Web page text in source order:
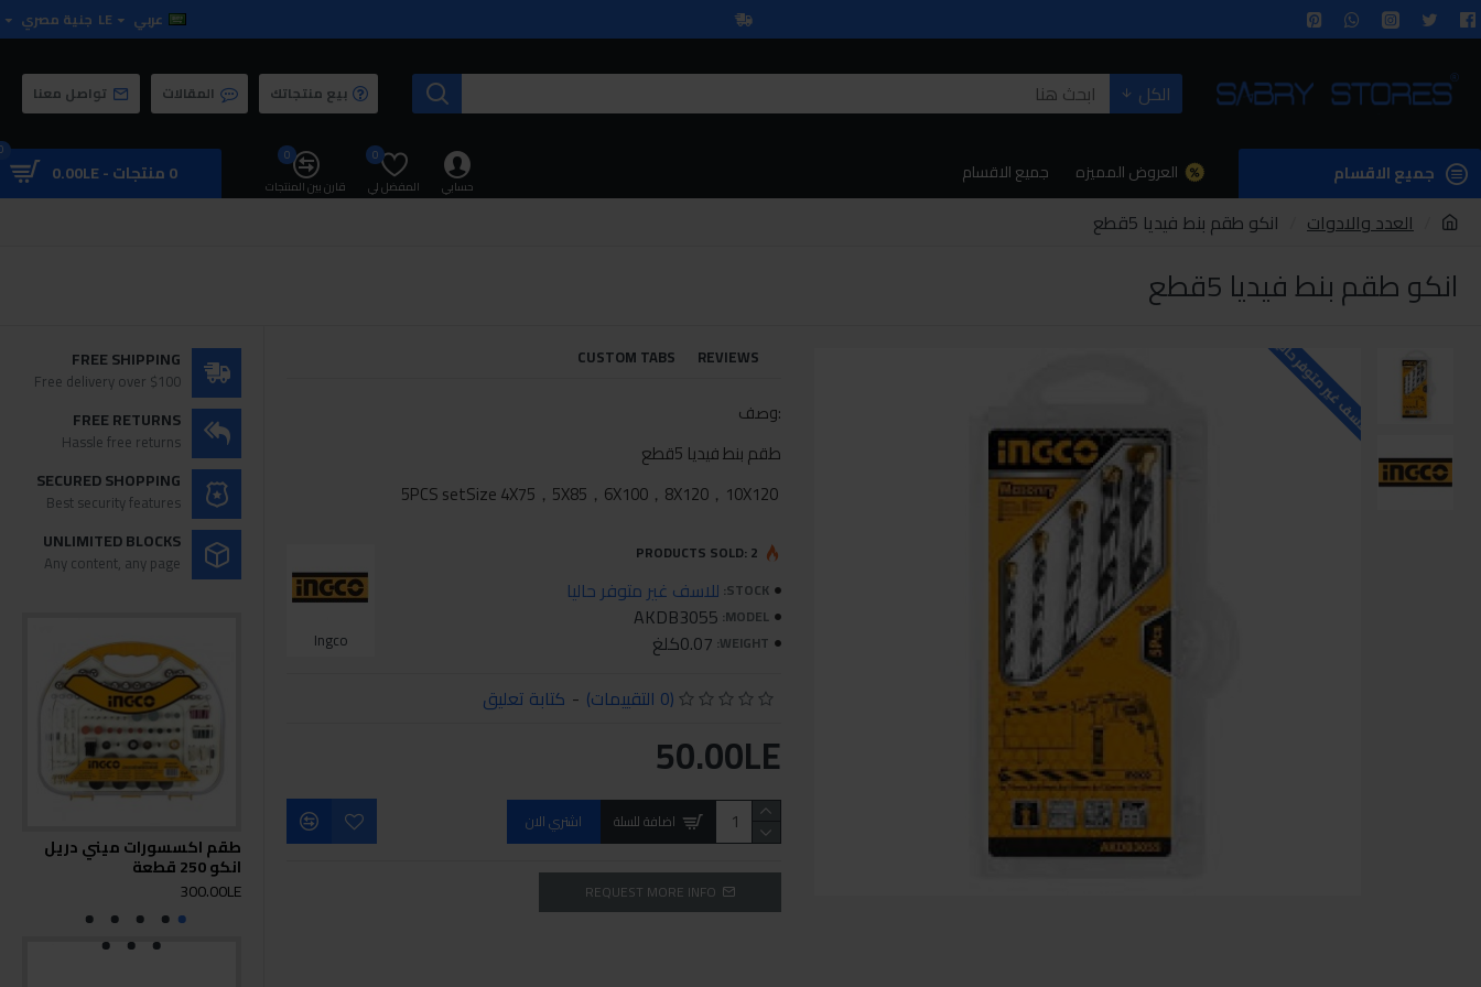
عربي LE جنية مصري
الكل بيع منتجاتك المقالات تواصل معنا
جميع الاقسام العروض المميزه جميع الاقسام
حسابي المفضل لي
0
قارن بين المنتجات
0
0 منتجات - 0.00LE
العدد والادوات انكو طقم بنط فيديا 5قطع
انكو طقم بنط فيديا 5قطع
للاسف غير متوفر حاليا REVIEWS
CUSTOM TABS
:وصف
طقم بنط فيديا 5قطع
5PCS setSize 4X75，5X85，6X100，8X120，10X120
STOCK: للاسف غير متوفر حاليا
MODEL:
AKDB3055
WEIGHT: 0.07كلغ Ingco
PRODUCTS SOLD: 2
(0 التقييمات) - كتابة تعليق
50.00LE
اضافة للسلة اشتري الان
REQUEST MORE INFO
FREE SHIPPING
Free delivery over $100
FREE RETURNS
Hassle free returns
SECURED SHOPPING
Best security features
UNLIMITED BLOCKS
Any content, any page
طقم اكسسورات ميني دريل
انكو 250 قطعة
300.00LE